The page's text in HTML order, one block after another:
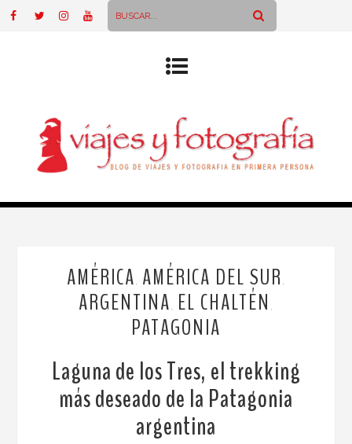
AMÉRICA AMÉRICA DEL SUR
ARGENTINA EL CHALTÉN
PATAGONIA
Laguna de los Tres, el trekking
más deseado de la Patagonia
argentina